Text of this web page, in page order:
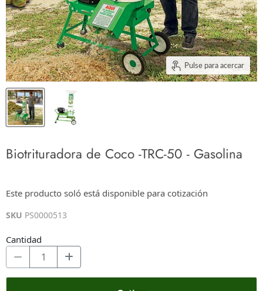
Pulse para acercar
Biotrituradora de Coco -TRC-50 - Gasolina
$0.00
Este producto soló está disponible para cotización
SKU PS0000513
Cantidad